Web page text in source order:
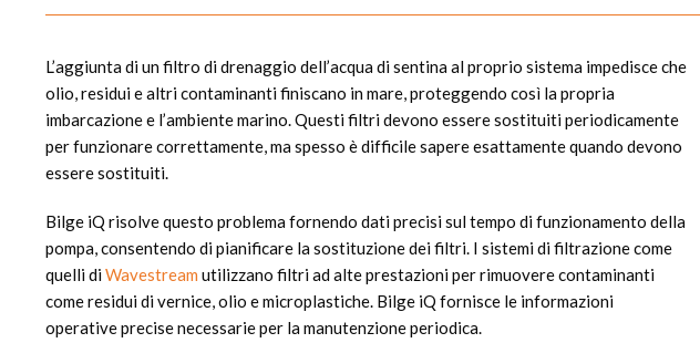
L’aggiunta di un filtro di drenaggio dell’acqua di sentina al proprio sistema impedisce che
olio, residui e altri contaminanti finiscano in mare, proteggendo così la propria
imbarcazione e l’ambiente marino. Questi filtri devono essere sostituiti periodicamente
per funzionare correttamente, ma spesso è difficile sapere esattamente quando devono
essere sostituiti.
Bilge iQ risolve questo problema fornendo dati precisi sul tempo di funzionamento della
pompa, consentendo di pianificare la sostituzione dei filtri. I sistemi di filtrazione come
quelli diWavestream utilizzano filtri ad alte prestazioni per rimuovere contaminanti
come residui di vernice, olio e microplastiche. Bilge iQ fornisce le informazioni
operative precise necessarie per la manutenzione periodica.